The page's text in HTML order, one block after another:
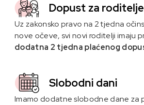
Dopust za roditelje
Uz zakonsko pravo na 2 tjedna
nove očeve, svi novi roditelji imaju
dodatna 2 tjedna plaćenog
Slobodni dani
Imamo dodatne slobodne dane za